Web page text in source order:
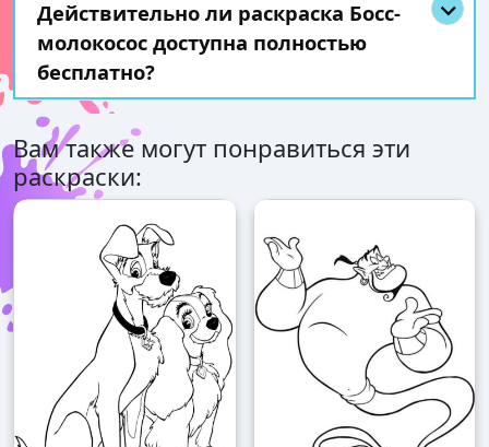
Действительно ли раскраска Босс-
молокосос доступна полностью
бесплатно?
Вам также могут понравиться эти
раскраски: